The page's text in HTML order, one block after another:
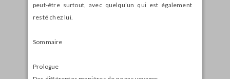
peut-être surtout, avec quelqu’un qui est également
resté chez lui.
Sommaire
Prologue